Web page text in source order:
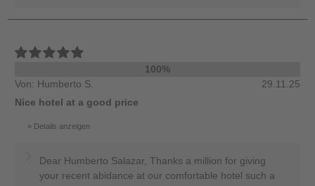
100%
Von: Humberto S.
29.11.25
Nice hotel at a good price
Details anzeigen
Dear Humberto Salazar, Thanks a million for giving
your recent abidance at our comfortable hotel such a